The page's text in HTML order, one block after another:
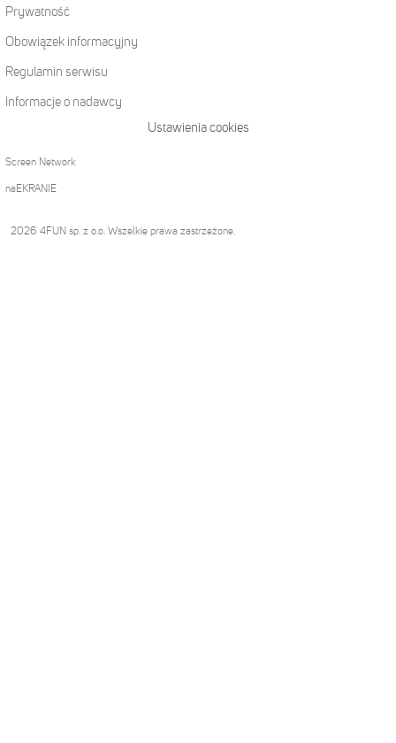
Prywatność
Obowiązek informacyjny
Regulamin serwisu
Informacje o nadawcy
Ustawienia cookies
Screen Network
naEKRANIE
2026 4FUN sp. z o.o. Wszelkie prawa zastrzeżone.